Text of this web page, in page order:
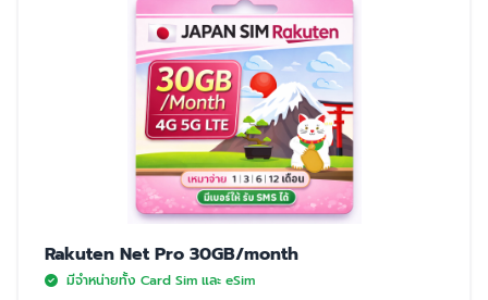
Rakuten Net Pro 30GB/month
มีจำหน่ายทั้ง Card Sim และ eSim